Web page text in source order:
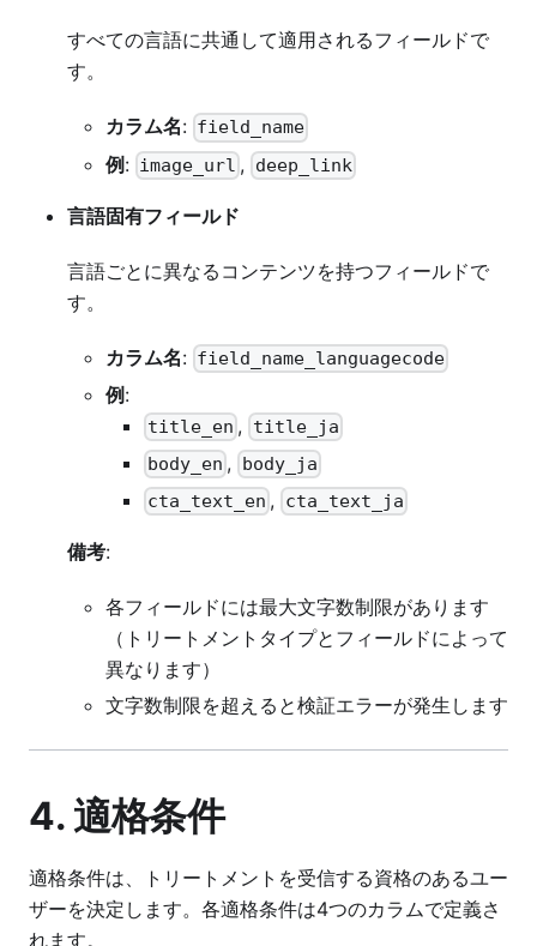
すべての言語に共通して適用されるフィールドで
す。
カラム名: field_name
例: image_url , deep_link
言語固有フィールド
言語ごとに異なるコンテンツを持つフィールドで
す。
カラム名: field_name_languagecode
例:
title_en , title_ja
body_en ,
body_ja
cta_text_en , cta_text_ja
備考:
各フィールドには最大文字数制限があります
（トリートメントタイプとフィールドによって
異なります）
文字数制限を超えると検証エラーが発生します
4. 適格条件
適格条件は、トリートメントを受信する資格のあるユー
ザーを決定します。各適格条件は4つのカラムで定義さ
れます。